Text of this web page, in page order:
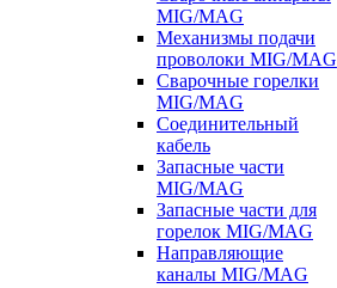
MIG/MAG
Механизмы подачи
проволоки MIG/MAG
Сварочные горелки
MIG/MAG
Соединительный
кабель
Запасные части
MIG/MAG
Запасные части для
горелок MIG/MAG
Направляющие
каналы MIG/MAG